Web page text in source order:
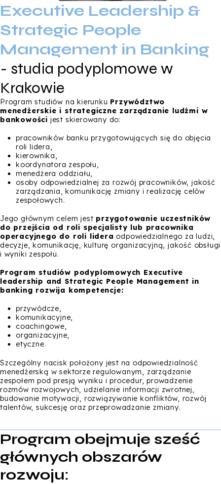
Executive Leadership &
Strategic People
Management in Banking
- studia podyplomowe w
Krakowie
Program studiów na kierunku Przywództwo
menedżerskie i strategiczne zarządzanie ludźmi w
bankowości jest skierowany do:
pracowników banku przygotowujących się do objęcia
roli lidera,
kierownika,
koordynatora zespołu,
menedżera oddziału,
osoby odpowiedzialnej za rozwój pracowników, jakość
zarządzania, komunikację zmiany i realizację celów
zespołowych.
Jego głównym celem jest przygotowanie uczestników
do przejścia od roli specjalisty lub pracownika
operacyjnego do roli lidera odpowiedzialnego za ludzi,
decyzje, komunikację, kulturę organizacyjną, jakość obsługi
i wyniki zespołu.
Program studiów podyplomowych Executive
leadership and Strategic People Management in
banking rozwija kompetencje:
przywódcze,
komunikacyjne,
coachingowe,
organizacyjne,
etyczne.
Szczególny nacisk położony jest na odpowiedzialność
menedżerską w sektorze regulowanym, zarządzanie
zespołem pod presją wyniku i procedur, prowadzenie
rozmów rozwojowych, udzielanie informacji zwrotnej,
budowanie motywacji, rozwiązywanie konfliktów, rozwój
talentów, sukcesję oraz przeprowadzanie zmiany.
Program obejmuje sześć
głównych obszarów
rozwoju: